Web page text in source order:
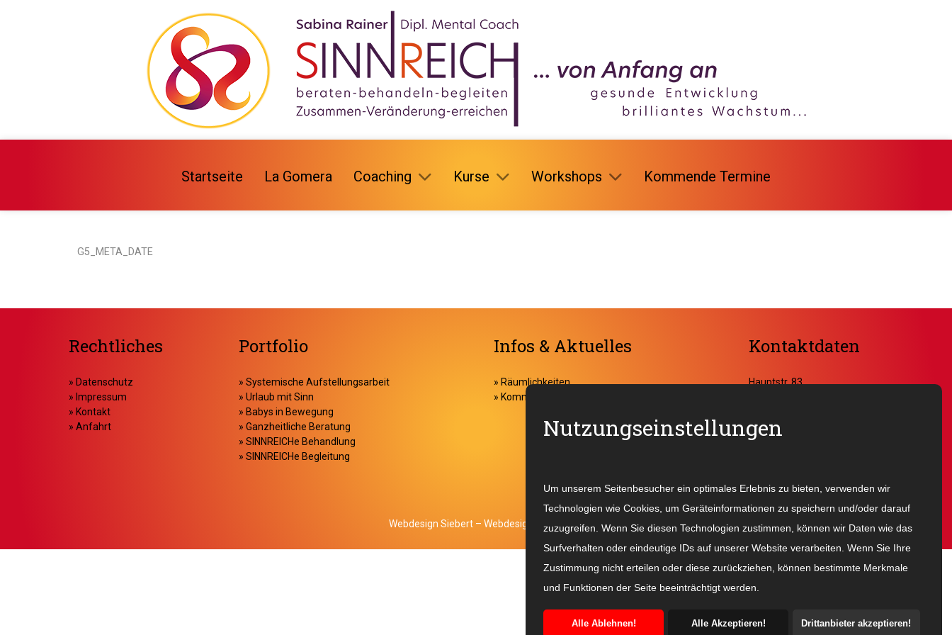
Nutzungseinstellungen
Um unserem Seitenbesucher ein optimales Erlebnis zu bieten, verwenden wir
Technologien wie Cookies, um Geräteinformationen zu speichern und/oder darauf
zuzugreifen. Wenn Sie diesen Technologien zustimmen, können wir Daten wie das
Surfverhalten oder eindeutige IDs auf unserer Website verarbeiten. Wenn Sie Ihre
Zustimmung nicht erteilen oder diese zurückziehen, können bestimmte Merkmale
und Funktionen der Seite beeinträchtigt werden.
Alle Ablehnen! Alle Akzeptieren! Drittanbieter akzeptieren!
Startseite La Gomera Coaching Kurse Workshops Kommende Termine
G5_META_DATE
Rechtliches
» Datenschutz
» Impressum
» Kontakt
» Anfahrt
Portfolio
» Systemische Aufstellungsarbeit
» Urlaub mit Sinn
» Babys in Bewegung
» Ganzheitliche Beratung
» SINNREICHe Behandlung
» SINNREICHe Begleitung
Infos & Aktuelles
» Räumlichkeiten
» Kommende Termine
Kontaktdaten
Hauptstr. 83
Tel.Nr.: 07263 919 675
info@sabina-rainer.com
Webdesign Siebert – Webdesign & SEO